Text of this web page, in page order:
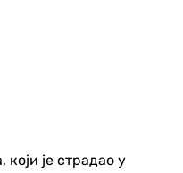
је страдао у